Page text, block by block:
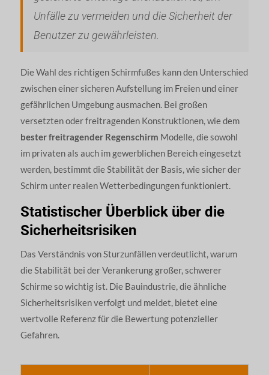
Unfälle zu vermeiden und die Sicherheit der
Benutzer zu gewährleisten.
Die Wahl des richtigen Schirmfußes kann den Unterschied
zwischen einer sicheren Aufstellung im Freien und einer
gefährlichen Umgebung ausmachen. Bei großen
versetzten oder freitragenden Konstruktionen, wie dem
bester freitragender Regenschirm Modelle, die sowohl
im privaten als auch im gewerblichen Bereich eingesetzt
werden, bestimmt die Stabilität der Basis, wie sicher der
Schirm unter realen Wetterbedingungen funktioniert.
Statistischer Überblick über die
Sicherheitsrisiken
Das Verständnis von Sturzunfällen verdeutlicht, warum
die Stabilität bei der Verankerung großer, schwerer
Schirme so wichtig ist. Die Bauindustrie, die ähnliche
Sicherheitsrisiken verfolgt und meldet, bietet eine
wertvolle Referenz für die Bewertung potenzieller
Gefahren.